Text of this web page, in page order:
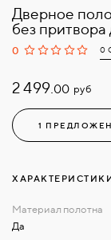
Дверное
без
0 0
2 499.00 руб
1
Да